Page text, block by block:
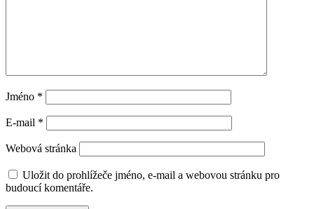
Jméno *
E-mail *
Webová stránka
Uložit do prohlížeče jméno, e-mail a webovou stránku pro
budoucí komentáře.